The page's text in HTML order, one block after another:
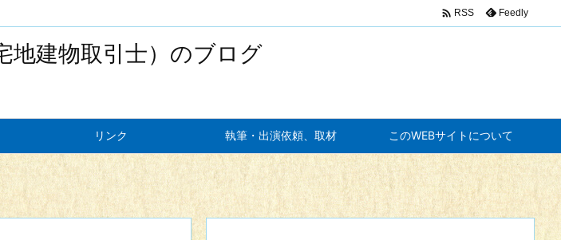
地建物取引士）のブログ
リンク 執筆・出演依頼、取材 このWEBサイトについて
 RSS Feedly